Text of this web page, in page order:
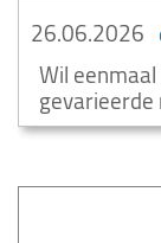
26.06.2026
Wil